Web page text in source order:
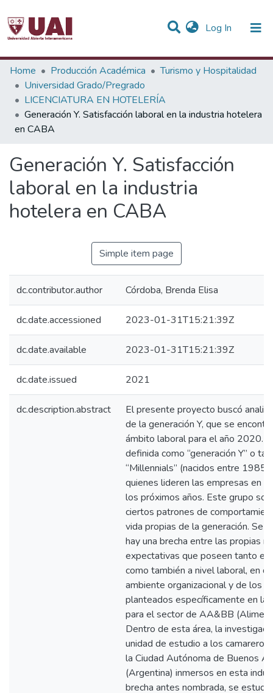
Log In (current)
Statistics
Communities & Collections
All of DSpace
Home Producción Académica
Turismo y Hospitalidad
Universidad Grado/Pregrado
LICENCIATURA EN HOTELERÍA
Generación Y. Satisfacción laboral en la industria hotelera
en CABA
Generación Y. Satisfacción
laboral en la industria
hotelera en CABA
Simple item page
dc.contributor.author Córdoba, Brenda Elisa
dc.date.accessioned 2023-01-31T15:21:39Z
dc.date.available 2023-01-31T15:21:39Z
dc.date.issued 2021
dc.description.abstract
El presente proyecto buscó
de la generación Y, que se
ámbito laboral para el año 2020.
definida como “generación Y” o
“Millennials” (nacidos entre
quienes lideren las empresas en
los próximos años. Este grupo
ciertos patrones de
vida propias de la generación. Se
hay una brecha entre las propias
expectativas que poseen tanto en
como también a nivel laboral, en
ambiente organizacional y de los
planteados específicamente en la
para el sector de AA&BB
Dentro de esta área, la
unidad de estudio a los
la Ciudad Autónoma de Buenos
(Argentina) inmersos en esta
brecha antes nombrada, se